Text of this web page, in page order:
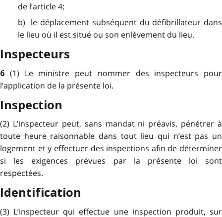
de l’article 4;
b) le déplacement subséquent du défibrillateur dans
le lieu où il est situé ou son enlèvement du lieu.
Inspecteurs
6 (1) Le ministre peut nommer des inspecteurs pour
l’application de la présente loi.
Inspection
(2) L’inspecteur peut, sans mandat ni préavis, pénétrer à
toute heure raisonnable dans tout lieu qui n’est pas un
logement et y effectuer des inspections afin de déterminer
si les exigences prévues par la présente loi sont
respectées.
Identification
(3) L’inspecteur qui effectue une inspection produit, sur